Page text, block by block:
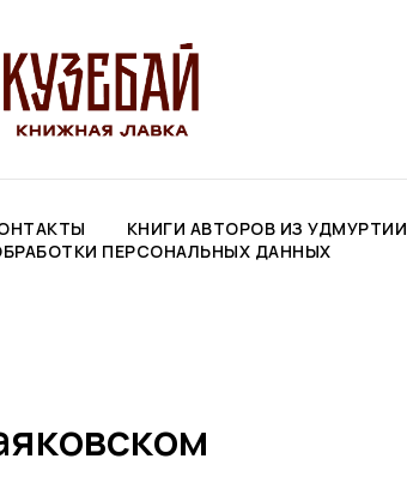
КНИГИ АВТОРОВ ИЗ УДМУРТИИ
ПЕРСОНАЛЬНЫХ ДАННЫХ